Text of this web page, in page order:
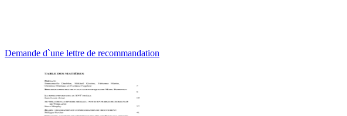
Demande d`une lettre de recommandation